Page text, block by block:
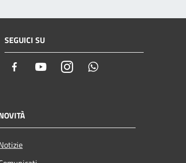
SEGUICI SU
Facebook YoutubeInstagram